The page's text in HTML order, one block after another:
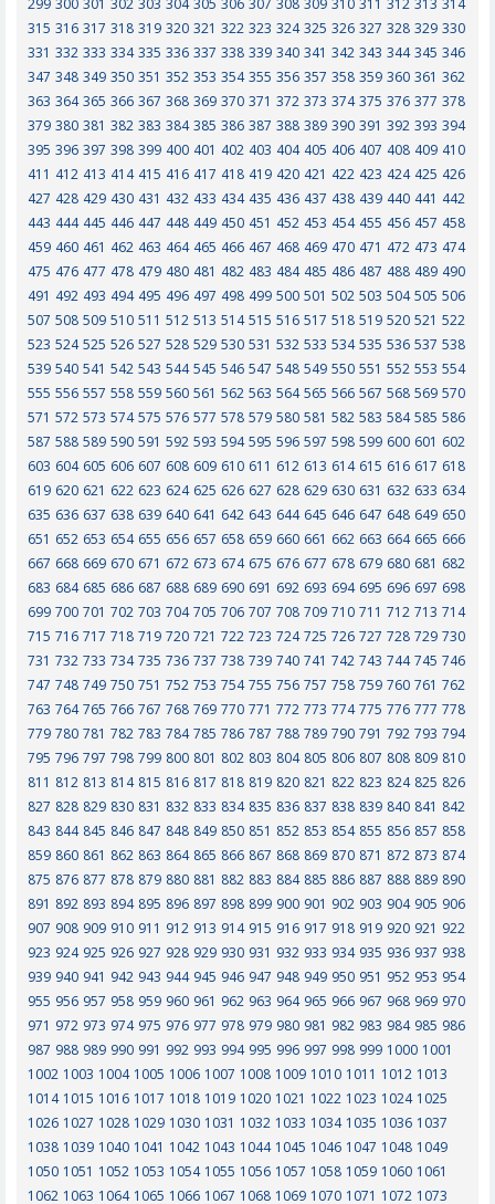
299 300 301 302 303 304 305 306 307 308 309 310 311 312 313 314
315 316 317 318 319 320 321 322 323 324 325 326 327 328 329 330
331 332 333 334 335 336 337 338 339 340 341 342 343 344 345 346
347 348 349 350 351 352 353 354 355 356 357 358 359 360 361 362
363 364 365 366 367 368 369 370 371 372 373 374 375 376 377 378
379 380 381 382 383 384 385 386 387 388 389 390 391 392 393 394
395 396 397 398 399 400 401 402 403 404 405 406 407 408 409 410
411 412 413 414 415 416 417 418 419 420 421 422 423 424 425 426
427 428 429 430 431 432 433 434 435 436 437 438 439 440 441 442
443 444 445 446 447 448 449 450 451 452 453 454 455 456 457 458
459 460 461 462 463 464 465 466 467 468 469 470 471 472 473 474
475 476 477 478 479 480 481 482 483 484 485 486 487 488 489 490
491 492 493 494 495 496 497 498 499 500 501 502 503 504 505 506
507 508 509 510 511 512 513 514 515 516 517 518 519 520 521 522
523 524 525 526 527 528 529 530 531 532 533 534 535 536 537 538
539 540 541 542 543 544 545 546 547 548 549 550 551 552 553 554
555 556 557 558 559 560 561 562 563 564 565 566 567 568 569 570
571 572 573 574 575 576 577 578 579 580 581 582 583 584 585 586
587 588 589 590 591 592 593 594 595 596 597 598 599 600 601 602
603 604 605 606 607 608 609 610 611 612 613 614 615 616 617 618
619 620 621 622 623 624 625 626 627 628 629 630 631 632 633 634
635 636 637 638 639 640 641 642 643 644 645 646 647 648 649 650
651 652 653 654 655 656 657 658 659 660 661 662 663 664 665 666
667 668 669 670 671 672 673 674 675 676 677 678 679 680 681 682
683 684 685 686 687 688 689 690 691 692 693 694 695 696 697 698
699 700 701 702 703 704 705 706 707 708 709 710 711 712 713 714
715 716 717 718 719 720 721 722 723 724 725 726 727 728 729 730
731 732 733 734 735 736 737 738 739 740 741 742 743 744 745 746
747 748 749 750 751 752 753 754 755 756 757 758 759 760 761 762
763 764 765 766 767 768 769 770 771 772 773 774 775 776 777 778
779 780 781 782 783 784 785 786 787 788 789 790 791 792 793 794
795 796 797 798 799 800 801 802 803 804 805 806 807 808 809 810
811 812 813 814 815 816 817 818 819 820 821 822 823 824 825 826
827 828 829 830 831 832 833 834 835 836 837 838 839 840 841 842
843 844 845 846 847 848 849 850 851 852 853 854 855 856 857 858
859 860 861 862 863 864 865 866 867 868 869 870 871 872 873 874
875 876 877 878 879 880 881 882 883 884 885 886 887 888 889 890
891 892 893 894 895 896 897 898 899 900 901 902 903 904 905 906
907 908 909 910 911 912 913 914 915 916 917 918 919 920 921 922
923 924 925 926 927 928 929 930 931 932 933 934 935 936 937 938
939 940 941 942 943 944 945 946 947 948 949 950 951 952 953 954
955 956 957 958 959 960 961 962 963 964 965 966 967 968 969 970
971 972 973 974 975 976 977 978 979 980 981 982 983 984 985 986
987 988 989 990 991 992 993 994 995 996 997 998 999 1000 1001
1002 1003 1004 1005 1006 1007 1008 1009 1010 1011 1012 1013
1014 1015 1016 1017 1018 1019 1020 1021 1022 1023 1024 1025
1026 1027 1028 1029 1030 1031 1032 1033 1034 1035 1036 1037
1038 1039 1040 1041 1042 1043 1044 1045 1046 1047 1048 1049
1050 1051 1052 1053 1054 1055 1056 1057 1058 1059 1060 1061
1062 1063 1064 1065 1066 1067 1068 1069 1070 1071 1072 1073